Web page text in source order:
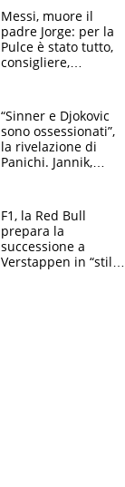
Messi, muore il
padre Jorge: per la
Pulce è stato tutto,
consigliere,
“Sinner e Djokovic
sono ossessionati”,
la rivelazione di
Panichi. Jannik,
agli US Open
F1, la Red Bull
prepara la
successione a
Verstappen in “stile